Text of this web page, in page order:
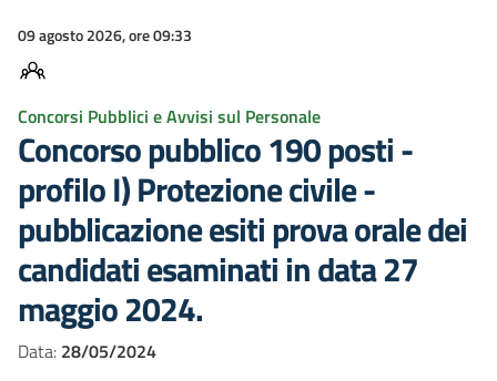
09 agosto 2026, ore 09:33
Concorsi Pubblici e Avvisi sul Personale
Concorso pubblico 190 posti -
profilo I) Protezione civile -
pubblicazione esiti prova orale dei
candidati esaminati in data 27
maggio 2024.
Data: 28/05/2024